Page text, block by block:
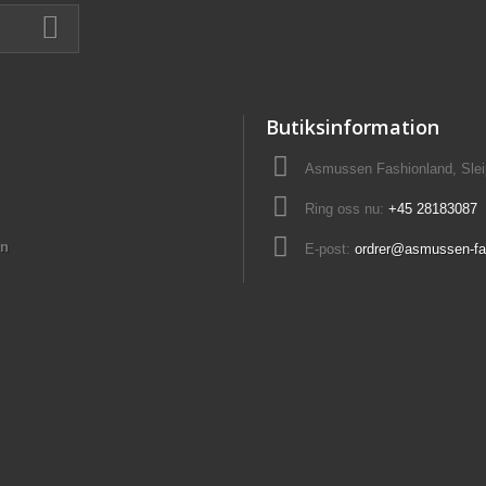
Butiksinformation
Asmussen Fashionland,
Ring oss nu: +45 28183087
E-post: ordrer@asmussen-